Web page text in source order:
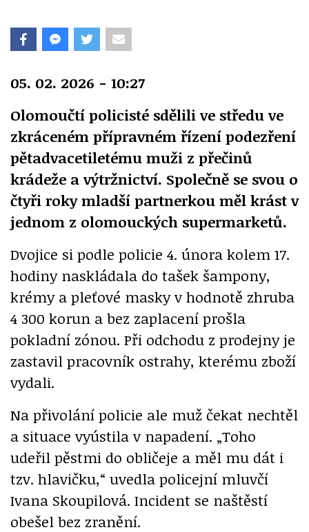
05. 02. 2026 - 10:27
Olomoučtí policisté sdělili ve středu ve
zkráceném přípravném řízení podezření
pětadvacetiletému muži z přečinů
krádeže a výtržnictví. Společně se svou o
čtyři roky mladší partnerkou měl krást v
jednom z olomouckých supermarketů.
Dvojice si podle policie 4. února kolem 17.
hodiny naskládala do tašek šampony,
krémy a pleťové masky v hodnotě zhruba
4 300 korun a bez zaplacení prošla
pokladní zónou. Při odchodu z prodejny je
zastavil pracovník ostrahy, kterému zboží
vydali.
Na přivolání policie ale muž čekat nechtěl
a situace vyústila v napadení. „Toho
udeřil pěstmi do obličeje a měl mu dát i
tzv. hlavičku,“ uvedla policejní mluvčí
Ivana Skoupilová. Incident se naštěstí
obešel bez zranění.